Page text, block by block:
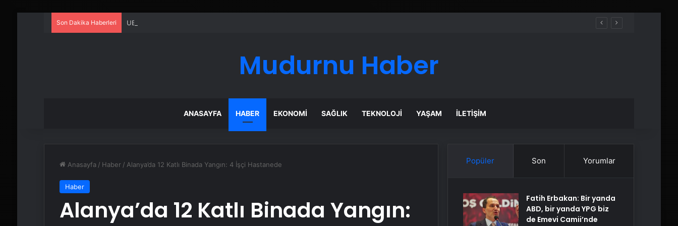
Son Dakika Haberleri UETDS Nedir ? Uetds.com İle Akıllı Dijital Taşımacılık Yazılımı
Mudurnu Haber
ANASAYFA HABER EKONOMI SAĞLIK TEKNOLOJI YAŞAM İLETIŞIM
Anasayfa / Haber / Alanya’da 12 Katlı Binada Yangın: 4 İşçi Hastanede
Haber
Alanya’da 12 Katlı Binada Yangın:
Popüler Son Yorumlar
Fatih Erbakan: Bir yanda
ABD, bir yanda YPG biz
de Emevi Camii’nde